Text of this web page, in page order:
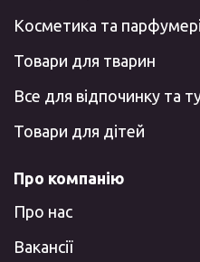
Косметика та
Товари для тварин
Все для відпочинку та
Товари для дітей
Про компанію
Про нас
Вакансії